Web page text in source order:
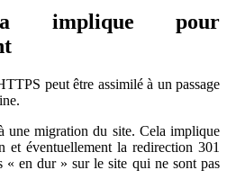
implique pour
peut être assimilé à un passage
une migration du site. Cela implique
éventuellement la redirection 301
« en dur » sur le site qui ne sont pas